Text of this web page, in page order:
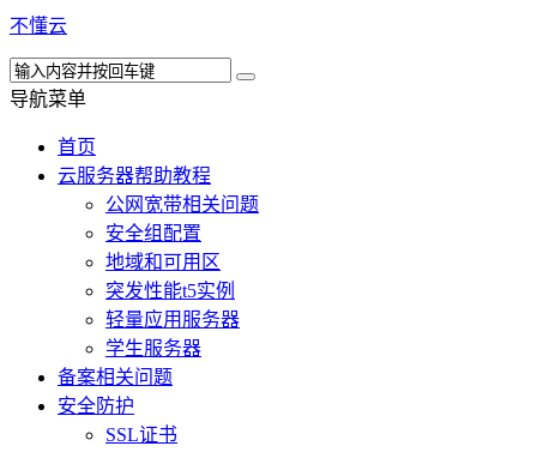
不懂云
导航菜单
首页
云服务器帮助教程
公网宽带相关问题
安全组配置
地域和可用区
突发性能t5实例
轻量应用服务器
学生服务器
备案相关问题
安全防护
SSL证书